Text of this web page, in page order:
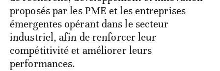
proposés par les PME et les entreprises
émergentes opérant dans le secteur
industriel, afin de renforcer leur
compétitivité et améliorer leurs
performances.